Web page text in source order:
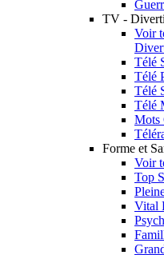
TV -
Voir
Télé
Télé
Télé
Télé
Mots
Forme et
Voir
Top
Vital